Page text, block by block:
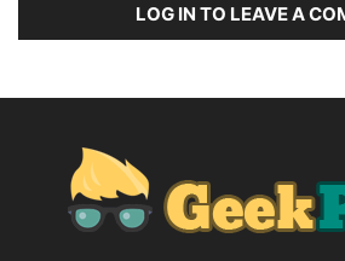
LOG IN TO LEAVE A